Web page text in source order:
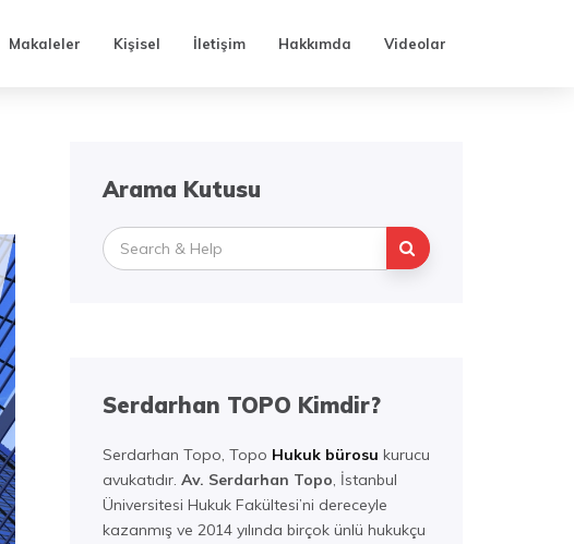
Makaleler Kişisel İletişim Hakkımda Videolar
Arama Kutusu
Search
for:
Serdarhan TOPO Kimdir?
Serdarhan Topo, Topo Hukuk bürosu kurucu
avukatıdır. Av. Serdarhan Topo, İstanbul
Üniversitesi Hukuk Fakültesi’ni dereceyle
kazanmış ve 2014 yılında birçok ünlü hukukçu